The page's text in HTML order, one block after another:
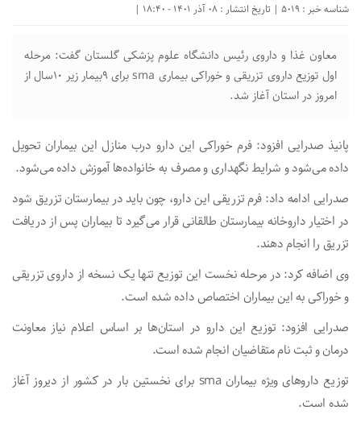
شناسه خبر : 5019 | تاریخ انتشار : 08 آذر 1401 - 18:40 |
معاون غذا و داروی رئیس دانشگاه علوم پزشکی گلستان گفت: مرحله
اول توزیع داروی تزریقی و خوراکی بیماری sma برای ۹بیمار زیر ۱۰سال از
امروز در استان آغاز شد.
پانیذ صدرایی افزود: فرم خوراکی این دارو درب منازل این بیماران تحویل
داده می‌شود و شرایط نگهداری و مصرف به خانواده‌ها آموزش داده می‌شود.
صدرایی ادامه داد: فرم تزریقی این دارو، چون باید در بیمارستان تزریق شود
در اختیار داروخانه بیمارستان طالقانی قرار می‌گیرد تا بیماران پس از دریافت
تزریق را انجام دهند.
وی اضافه کرد: در مرحله نخست این توزیع تنها یک نسخه از داروی تزریقی
و خوراکی به این بیماران اختصاص داده شده است.
صدرایی افزود: توزیع این دارو در استان‌ها بر اساس اعلام نیاز معاونت
درمان و ثبت نام متقاضیان انجام شده است.
توزیع دارو‌های ویژه بیماران sma برای نخستین بار در کشور از دیروز آغاز
شده است.